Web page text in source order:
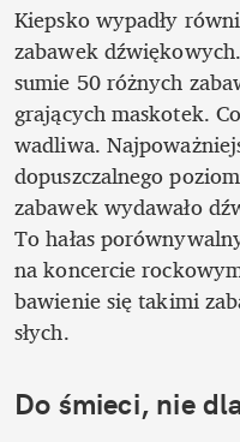
Kiepsko wypadły
zabawek
sumie 50 różnych
grających maskotek.
wadliwa.
dopuszczalnego
zabawek wydawało
To hałas
na koncercie
bawienie się takimi
słych.
Do śmieci, nie